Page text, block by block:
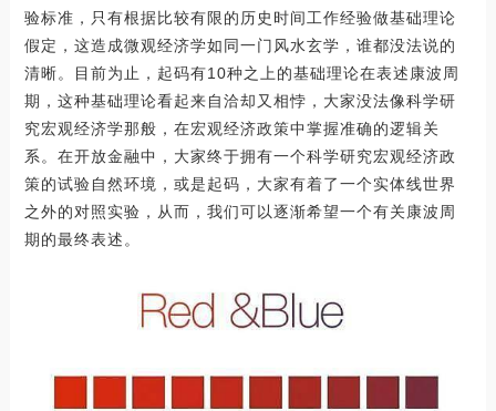
验标准，只有根据比较有限的历史时间工作经验做基础理论
假定，这造成微观经济学如同一门风水玄学，谁都没法说的
清晰。目前为止，起码有10种之上的基础理论在表述康波周
期，这种基础理论看起来自洽却又相悖，大家没法像科学研
究宏观经济学那般，在宏观经济政策中掌握准确的逻辑关
系。在开放金融中，大家终于拥有一个科学研究宏观经济政
策的试验自然环境，或是起码，大家有着了一个实体线世界
之外的对照实验，从而，我们可以逐渐希望一个有关康波周
期的最终表述。